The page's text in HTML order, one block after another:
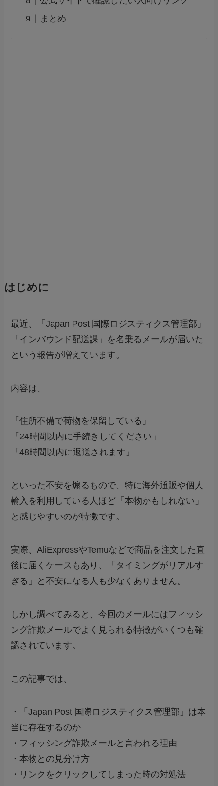
まとめ
はじめに
最近、「Japan Post 国際ロジスティクス管理部」
「インバウンド配送課」を名乗るメールが届いた
という報告が増えています。
内容は、
「住所不備で荷物を保留している」
「24時間以内に手続きしてください」
「48時間以内に返送されます」
といった不安を煽るもので、特に海外通販や個人
輸入を利用している人ほど「本物かもしれない」
と感じやすいのが特徴です。
実際、AliExpressやTemuなどで商品を注文した直
後に届くケースもあり、「タイミングがリアルす
ぎる」と不安になる人も少なくありません。
しかし調べてみると、今回のメールにはフィッシ
ング詐欺メールでよく見られる特徴がいくつも確
認されています。
この記事では、
・「Japan Post 国際ロジスティクス管理部」は本
当に存在するのか
・フィッシング詐欺メールと言われる理由
・本物との見分け方
・リンクをクリックしてしまった時の対処法